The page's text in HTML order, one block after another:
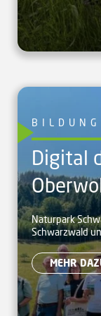
Digital
Spur
Naturpark
Schwarzwald
für Familien
MEHR